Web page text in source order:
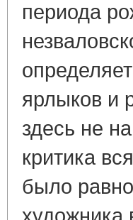
периода
ярлыков и
здесь не
критика
было